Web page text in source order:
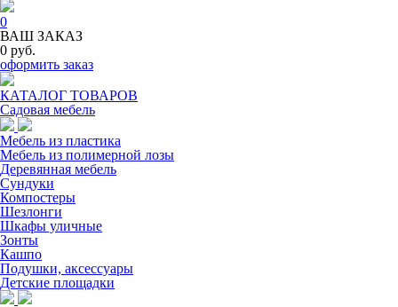
0
ВАШ ЗАКАЗ
0 руб.
оформить заказ
КАТАЛОГ ТОВАРОВ
Садовая мебель
Мебель из пластика
Мебель из полимерной лозы
Деревянная мебель
Сундуки
Компостеры
Шезлонги
Шкафы уличные
Зонты
Кашпо
Подушки, аксессуары
Детские площадки